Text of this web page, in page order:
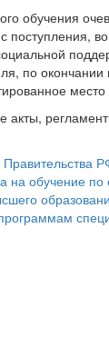
обучения
по окончании
акты,
Правительства
на обучение по